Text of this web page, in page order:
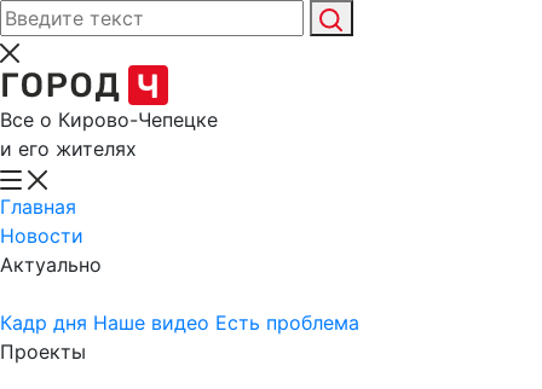
Все о Кирово-Чепецке
и его жителях
Главная
Новости
Актуально
Кадр дня Наше видео Есть проблема
Проекты